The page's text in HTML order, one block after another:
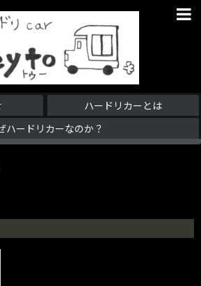
ハードリカーとは
ハードリカーなのか？